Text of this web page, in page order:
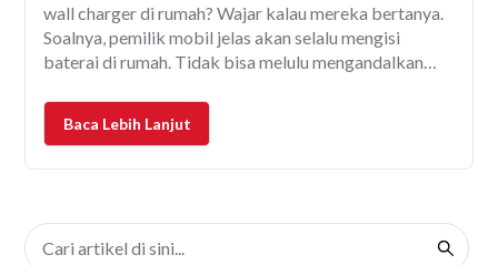
wall charger di rumah? Wajar kalau mereka bertanya.
Soalnya, pemilik mobil jelas akan selalu mengisi
baterai di rumah. Tidak bisa melulu mengandalkan
tinggi. Asal tahu saja, home charging di rumah punya
berbagai keuntungan. Antara
Baca Lebih Lanjut